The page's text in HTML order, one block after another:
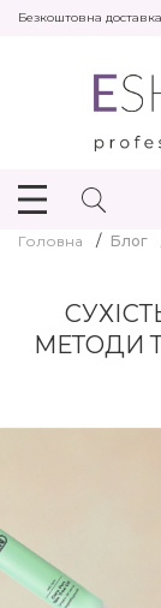
Безкоштовна
Головна Блог
МЕТОДИ